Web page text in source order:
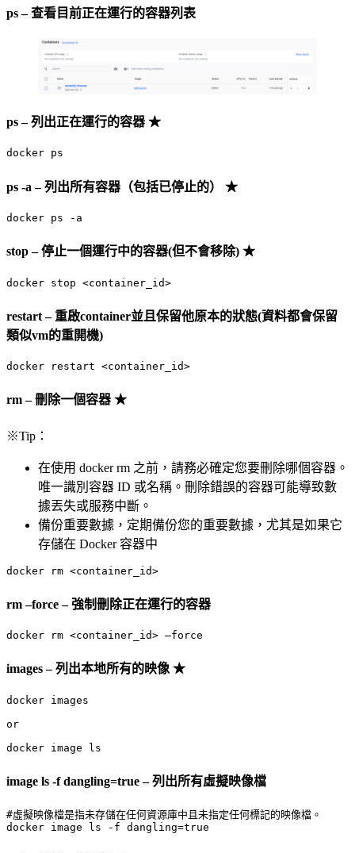
ps – 查看目前正在運行的容器列表
ps – 列出正在運行的容器 ★
docker ps
ps -a – 列出所有容器（包括已停止的） ★
docker ps -a
stop – 停止一個運行中的容器(但不會移除) ★
docker stop <container_id>
restart – 重啟container並且保留他原本的狀態(資料都會保留
類似vm的重開機)
docker restart <container_id>
rm – 刪除一個容器 ★
※Tip：
在使用 docker rm 之前，請務必確定您要刪除哪個容器。
唯一識別容器 ID 或名稱。刪除錯誤的容器可能導致數
據丟失或服務中斷。
備份重要數據，定期備份您的重要數據，尤其是如果它
存儲在 Docker 容器中
docker rm <container_id>
rm –force – 強制刪除正在運行的容器
docker rm <container_id> –force
images – 列出本地所有的映像 ★
docker images
or
docker image ls
image ls -f dangling=true – 列出所有虛擬映像檔
#虛擬映像檔是指未存儲在任何資源庫中且未指定任何標記的映像檔。
docker image ls -f dangling=true